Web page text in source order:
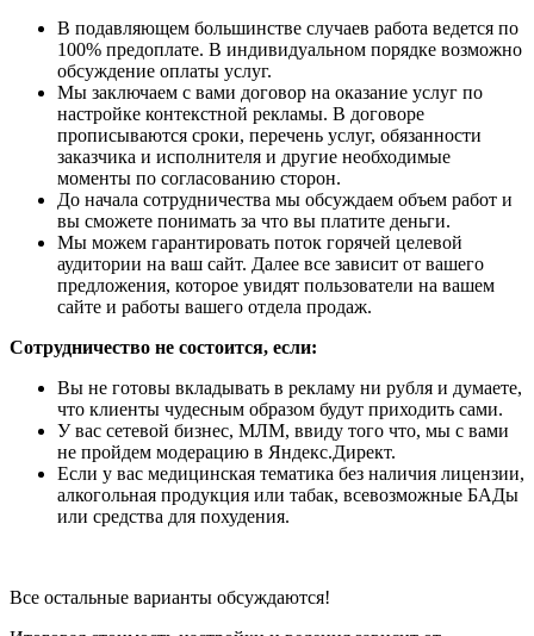
В подавляющем большинстве случаев работа ведется по
100% предоплате. В индивидуальном порядке возможно
обсуждение оплаты услуг.
Мы заключаем с вами договор на оказание услуг по
настройке контекстной рекламы. В договоре
прописываются сроки, перечень услуг, обязанности
заказчика и исполнителя и другие необходимые
моменты по согласованию сторон.
До начала сотрудничества мы обсуждаем объем работ и
вы сможете понимать за что вы платите деньги.
Мы можем гарантировать поток горячей целевой
аудитории на ваш сайт. Далее все зависит от вашего
предложения, которое увидят пользователи на вашем
сайте и работы вашего отдела продаж.
Сотрудничество не состоится, если:
Вы не готовы вкладывать в рекламу ни рубля и думаете,
что клиенты чудесным образом будут приходить сами.
У вас сетевой бизнес, МЛМ, ввиду того что, мы с вами
не пройдем модерацию в Яндекс.Директ.
Если у вас медицинская тематика без наличия лицензии,
алкогольная продукция или табак, всевозможные БАДы
или средства для похудения.
Все остальные варианты обсуждаются!